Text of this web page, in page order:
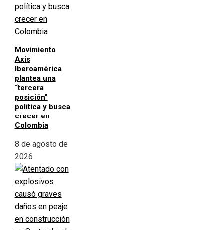
Movimiento
Axis
Iberoamérica
plantea una
“tercera
posición”
política y busca
crecer en
Colombia
8 de agosto de
2026